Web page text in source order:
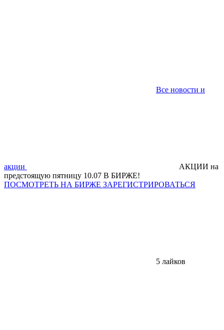
Все новости и
акции
АКЦИИ на
предстоящую пятницу 10.07 В БИРЖЕ!
ПОСМОТРЕТЬ НА БИРЖЕ ЗАРЕГИСТРИРОВАТЬСЯ
5 лайков